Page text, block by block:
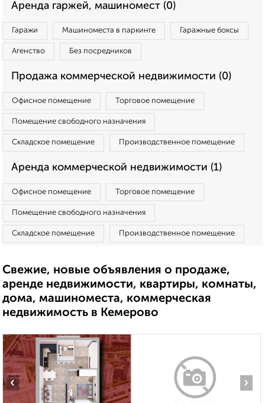
Аренда гаржей, машиномест (0)
Гаражи Машиноместа в паркинге Гаражные боксы
Агенство Без посредников
Продажа коммерческой недвижимости (0)
Офисное помещение Торговое помещение
Помещение свободного назначения
Складское помещение Производственное помещение
Аренда коммерческой недвижимости (1)
Офисное помещение Торговое помещение
Помещение свободного назначения
Складское помещение Производственное помещение
Свежие, новые объявления о продаже,
аренде недвижимости, квартиры, комнаты,
дома, машиноместа, коммерческая
недвижимость в Кемерово
‹ ›